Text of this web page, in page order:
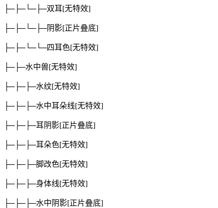
├─├─└─├─双耳[无特效]
├─├─└─├─阴影[正片叠底]
├─├─└─└─四耳色[无特效]
├─├─水中兽[无特效]
├─├─├─水纹[无特效]
├─├─├─水中耳朵线[无特效]
├─├─├─耳阴影[正片叠底]
├─├─├─耳朵色[无特效]
├─├─├─脚改色[无特效]
├─├─├─身体线[无特效]
├─├─├─水中阴影[正片叠底]